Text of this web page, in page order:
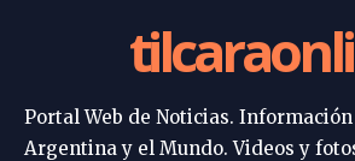
Portal Web de Noticias. Información
Argentina y el Mundo. Videos y